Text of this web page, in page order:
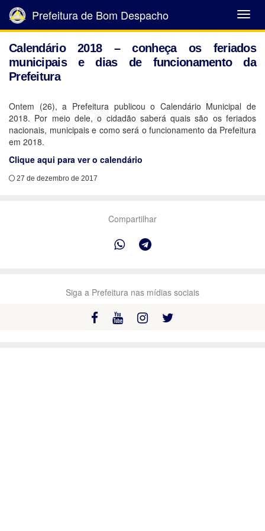
Abrir
Menu
Prefeitura de Bom Despacho
Calendário 2018 – conheça os feriados
municipais e dias de funcionamento da
Prefeitura
Ontem (26), a Prefeitura publicou o Calendário Municipal de
2018. Por meio dele, o cidadão saberá quais são os feriados
nacionais, municipais e como será o funcionamento da Prefeitura
em 2018.
Clique aqui para ver o calendário
27 de dezembro de 2017
Compartilhar
Siga a Prefeitura nas mídias sociais